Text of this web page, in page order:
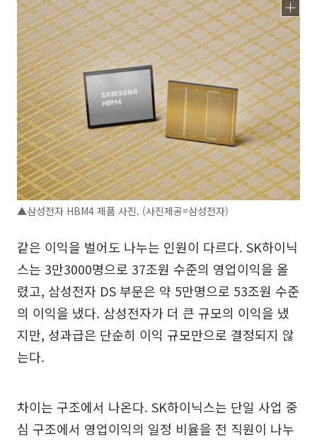
▲삼성전자 HBM4 제품 사진. (사진제공=삼성전자)
같은 이익을 벌어도 나누는 인원이 다르다. SK하이닉
스는 3만3000명으로 37조원 수준의 영업이익을 올
렸고, 삼성전자 DS 부문은 약 5만명으로 53조원 수준
의 이익을 냈다. 삼성전자가 더 큰 규모의 이익을 냈
지만, 성과급은 단순히 이익 규모만으로 결정되지 않
는다.
차이는 구조에서 나온다. SK하이닉스는 단일 사업 중
심 구조에서 영업이익의 일정 비율을 전 직원이 나누